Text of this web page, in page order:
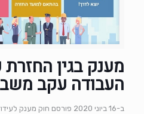
מענק בגין
העבודה עקב
ב-16 ביוני 2020 פורסם חוק